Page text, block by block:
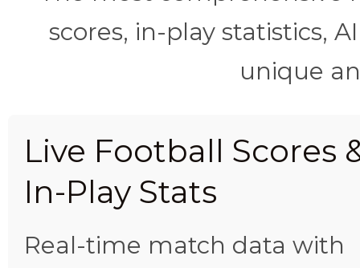
scores, in-play statistics,
unique
Live Football Scores
In-Play Stats
Real-time match data with